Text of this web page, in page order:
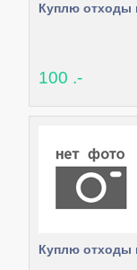
Куплю отходы
100 .-
Куплю отходы